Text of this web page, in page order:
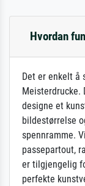
Hvordan
Det er enkelt å
Meisterdrucke.
designe et
bildestørrelse
spennramme.
passepartout,
er tilgjengelig
perfekte